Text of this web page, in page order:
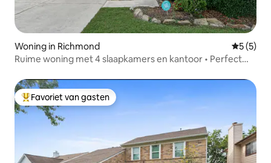
Woning in Richmond
5 (5)
Ruime woning met 4 slaapkamers en kantoor • Perfect
Topfavoriet van gasten
Favoriet van gasten